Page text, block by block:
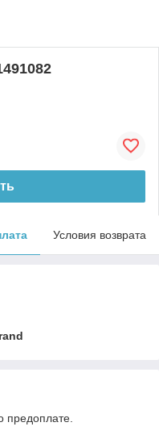
Условия возврата
предоплате.